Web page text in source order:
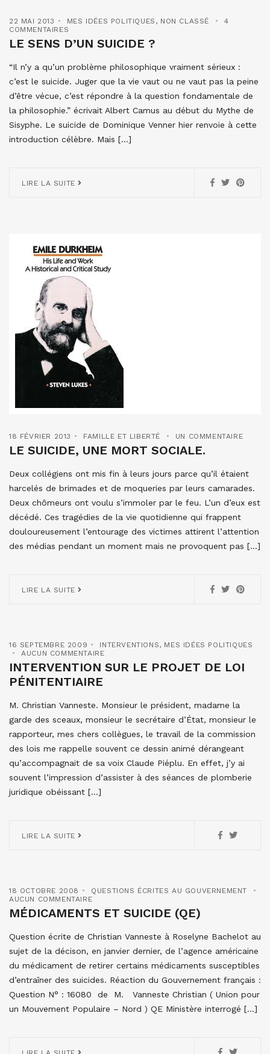
22 MAI 2013 MES IDÉES POLITIQUES , NON CLASSÉ
4
COMMENTAIRES
LE SENS D’UN SUICIDE ?
“Il n’y a qu’un problème philosophique vraiment sérieux :
c’est le suicide. Juger que la vie vaut ou ne vaut pas la peine
d’être vécue, c’est répondre à la question fondamentale de
la philosophie.” écrivait Albert Camus au début du Mythe de
Sisyphe. Le suicide de Dominique Venner hier renvoie à cette
introduction célèbre. Mais […]
LIRE LA SUITE
18 FÉVRIER 2013 FAMILLE ET LIBERTÉ UN COMMENTAIRE
LE SUICIDE, UNE MORT SOCIALE.
Deux collégiens ont mis fin à leurs jours parce qu’il étaient
harcelés de brimades et de moqueries par leurs camarades.
Deux chômeurs ont voulu s’immoler par le feu. L’un d’eux est
décédé. Ces tragédies de la vie quotidienne qui frappent
douloureusement l’entourage des victimes attirent l’attention
des médias pendant un moment mais ne provoquent pas […]
LIRE LA SUITE
16 SEPTEMBRE 2009 INTERVENTIONS, MES IDÉES POLITIQUES
AUCUN COMMENTAIRE
INTERVENTION SUR LE PROJET DE LOI
PÉNITENTIAIRE
M. Christian Vanneste. Monsieur le président, madame la
garde des sceaux, monsieur le secrétaire d’État, monsieur le
rapporteur, mes chers collègues, le travail de la commission
des lois me rappelle souvent ce dessin animé dérangeant
qu’accompagnait de sa voix Claude Piéplu. En effet, j’y ai
souvent l’impression d’assister à des séances de plomberie
juridique obéissant […]
LIRE LA SUITE
18 OCTOBRE 2008
QUESTIONS ÉCRITES AU GOUVERNEMENT
AUCUN COMMENTAIRE
MÉDICAMENTS ET SUICIDE (QE)
Question écrite de Christian Vanneste à Roselyne Bachelot au
sujet de la décison, en janvier dernier, de l’agence américaine
du médicament de retirer certains médicaments susceptibles
d’entraîner des suicides. Réaction du Gouvernement français :
Question N° : 16080 de M. Vanneste Christian ( Union pour
un Mouvement Populaire – Nord ) QE Ministère interrogé […]